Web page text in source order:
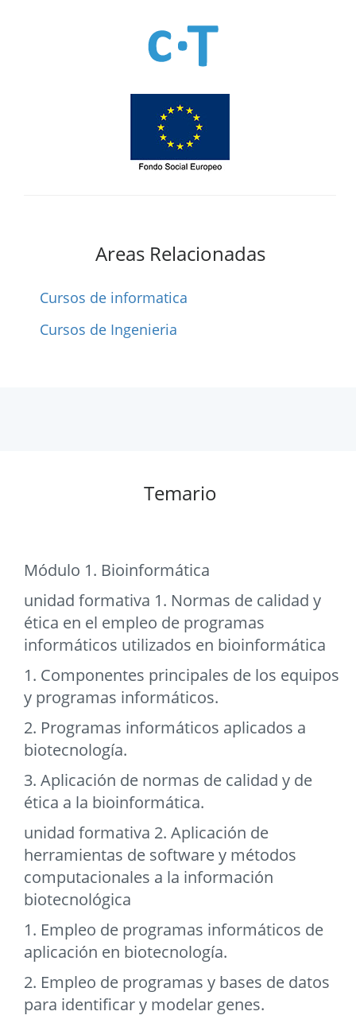
Areas Relacionadas
Cursos de informatica
Cursos de Ingenieria
Temario
Módulo 1. Bioinformática
unidad formativa 1. Normas de calidad y
ética en el empleo de programas
informáticos utilizados en bioinformática
1. Componentes principales de los equipos
y programas informáticos.
2. Programas informáticos aplicados a
biotecnología.
3. Aplicación de normas de calidad y de
ética a la bioinformática.
unidad formativa 2. Aplicación de
herramientas de software y métodos
computacionales a la información
biotecnológica
1. Empleo de programas informáticos de
aplicación en biotecnología.
2. Empleo de programas y bases de datos
para identificar y modelar genes.